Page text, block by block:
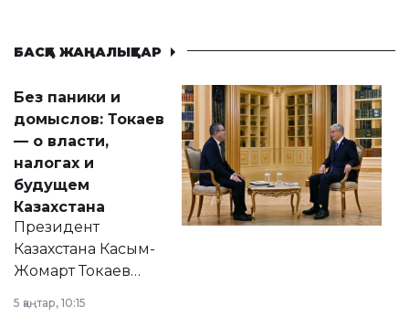
БАСҚА ЖАҢАЛЫҚТАР
Без паники и
домыслов: Токаев
— о власти,
налогах и
будущем
Казахстана
Президент
Казахстана Касым-
Жомарт Токаев
сразу несколько
5 қаңтар, 10:15